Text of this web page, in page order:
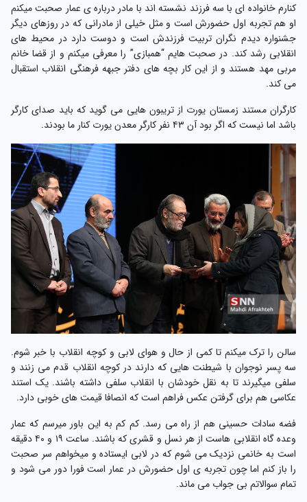
کنارم خانواده ای با سه فرزند نشسته اند با مادر درباره ی عمار صحبت میکنم
او هم تجربه اول حضورش است و مثل خیلی از مادرانی که در روزهای دیگر
جشنواره دیدم نگران تربیت فرزندش است و دوست دارد در محیط های
انقلابی رشد کند. در صحبت هایم “همبازی” را معرفی میکنم و از قضا خانم
مربی مهد هستند و از این کار بچه های دفتر جبهه فرهنگی انقلاب استقبال
می کند.
کارگران مستند زمستان یورت از تریبون هایی می گوید که باید صدای کارگر
باشد اما نیست که اگر بود آن ۴۳ نفر کارگر معدن یورت کنار ما بودند.
سالن را ترک میکنم تا کمی از حال و هوای لابی و کوچه انقلاب با خبر شوم.
سه پسر نوجوان با شیطنت هایی که دارند در کوچه انقلاب قدم می زنند و
سلفی میگیرند تا به نقل خودشان با انقلاب سلفی داشته باشند. یک استند
عکاسی هم برای گرفتن عکس فراهم است که انصافا قیمت های خوبی دارد.
فضه سادات حسینی هم از راه می رسد. کم کم به این باور میرسم که عمار
وعده گاه انقلابی هاست از هر نسل و قشری که باشند. ساعت ۱۹ و ۴۰ دقیقه
است به خانمی نزدیک می شوم که در لابی ایستاده و میخواهم سر صحبت
را باز کنم اما چون تجربه ی اول حضورش در عمار است فورا دور می شود و
تمام سوالاتم بی جواب می ماند.